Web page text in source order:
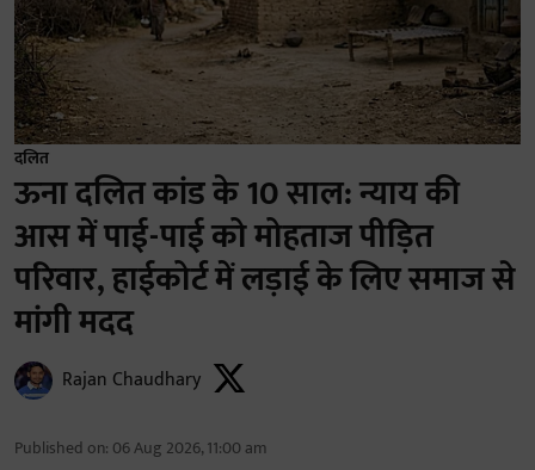
दलित
ऊना दलित कांड के 10 साल: न्याय की
आस में पाई-पाई को मोहताज पीड़ित
परिवार, हाईकोर्ट में लड़ाई के लिए समाज से
मांगी मदद
Rajan Chaudhary
Published on: 06 Aug 2026, 11:00 am